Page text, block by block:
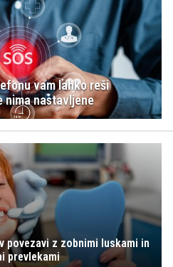
vam lahko reši
nima nastavljene
povezavi z zobnimi luskami in
prevlekami